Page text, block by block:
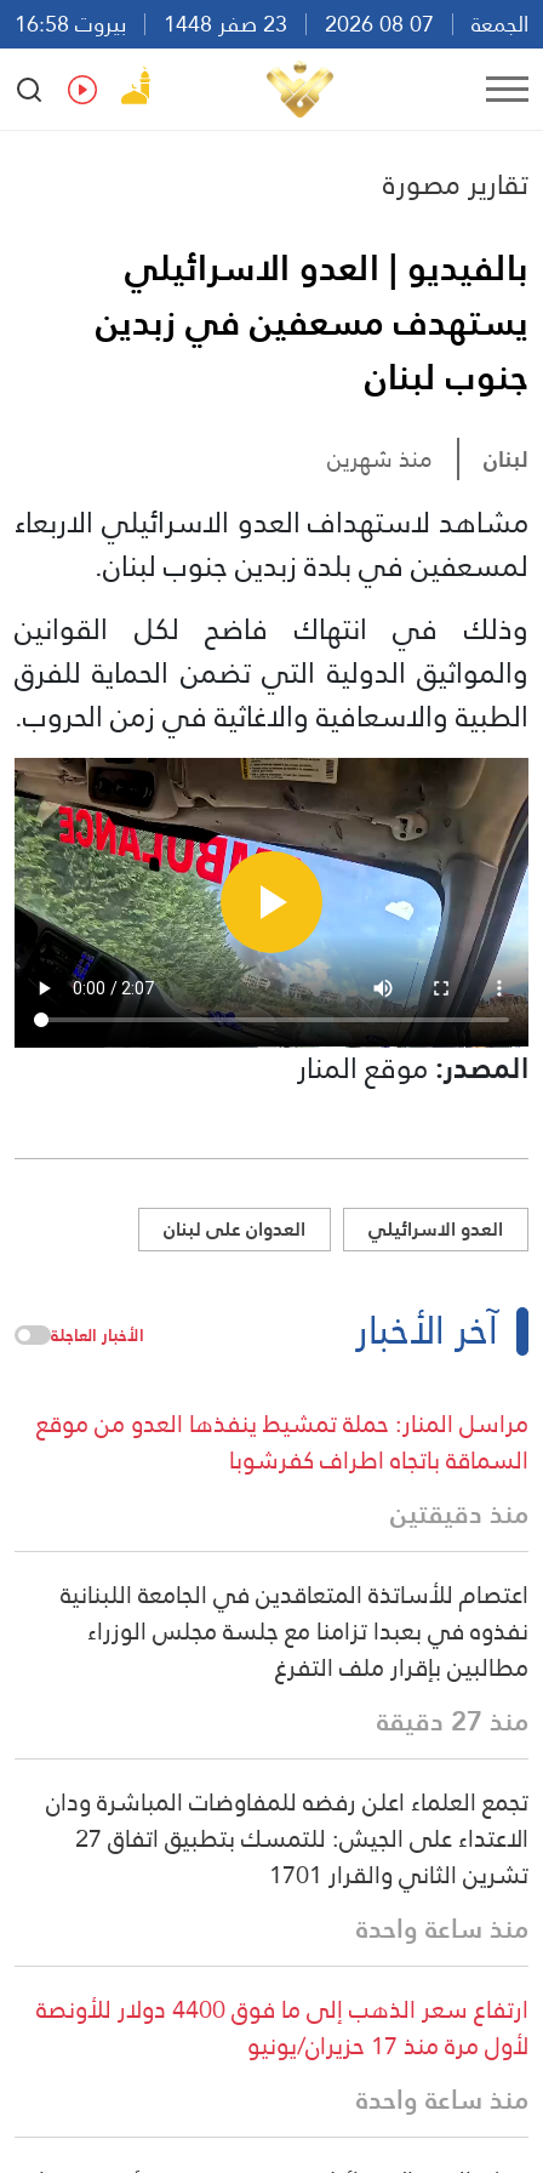
الجمعة
بيروت 16:58
Ar
En Fr Es
تقارير مصورة
بالفيديو | العدو الاسرائيلي
يستهدف مسعفين في زبدين
جنوب لبنان
لبنان منذ شهرين
مشاهد لاستهداف العدو الاسرائيلي الاربعاء
لمسعفين في بلدة زبدين جنوب لبنان.
وذلك في انتهاك فاضح لكل القوانين
والمواثيق الدولية التي تضمن الحماية للفرق
الطبية والاسعافية والاغاثية في زمن الحروب.
المصدر:موقع المنار
العدو الاسرائيلي العدوان على لبنان
آخر الأخبار الأخبار العاجلة
مراسل المنار: حملة تمشيط ينفذها العدو من موقع
السماقة باتجاه اطراف كفرشوبا
منذ دقيقتين
اعتصام للأساتذة المتعاقدين في الجامعة اللبنانية
نفذوه في بعبدا تزامنا مع جلسة مجلس الوزراء
مطالبين بإقرار ملف التفرغ
منذ 27 دقيقة
تجمع العلماء اعلن رفضه للمفاوضات المباشرة ودان
الاعتداء على الجيش: للتمسك بتطبيق اتفاق 27
تشرين الثاني والقرار 1701
منذ ساعة واحدة
ارتفاع سعر الذهب إلى ما فوق 4400 دولار للأونصة
لأول مرة منذ 17 حزيران/يونيو
منذ ساعة واحدة